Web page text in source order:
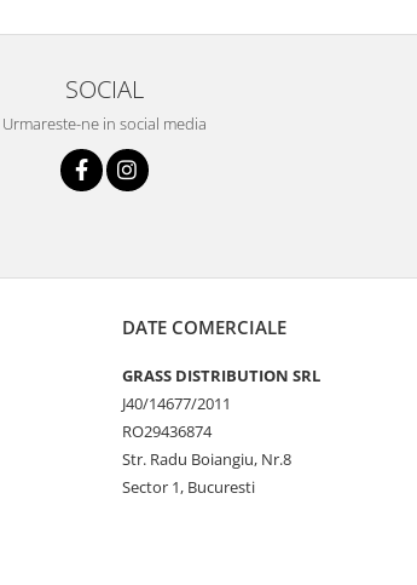
SOCIAL
Urmareste-ne in social media
DATE COMERCIALE
GRASS DISTRIBUTION SRL
J40/14677/2011
RO29436874
Str. Radu Boiangiu, Nr.8
Sector 1, Bucuresti